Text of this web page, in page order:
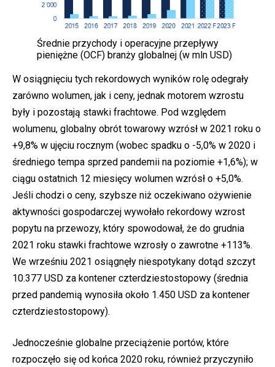
Średnie przychody i operacyjne przepływy
pieniężne (OCF) branży globalnej (w mln USD)
W osiągnięciu tych rekordowych wyników rolę odegrały
zarówno wolumen, jak i ceny, jednak motorem wzrostu
były i pozostają stawki frachtowe. Pod względem
wolumenu, globalny obrót towarowy wzrósł w 2021 roku o
+9,8% w ujęciu rocznym (wobec spadku o -5,0% w 2020 i
średniego tempa sprzed pandemii na poziomie +1,6%); w
ciągu ostatnich 12 miesięcy wolumen wzrósł o +5,0%.
Jeśli chodzi o ceny, szybsze niż oczekiwano ożywienie
aktywności gospodarczej wywołało rekordowy wzrost
popytu na przewozy, który spowodował, że do grudnia
2021 roku stawki frachtowe wzrosły o zawrotne +113%.
We wrześniu 2021 osiągnęły niespotykany dotąd szczyt
10.377 USD za kontener czterdziestostopowy (średnia
przed pandemią wynosiła około 1.450 USD za kontener
czterdziestostopowy).
Jednocześnie globalne przeciążenie portów, które
rozpoczęło się od końca 2020 roku, również przyczyniło